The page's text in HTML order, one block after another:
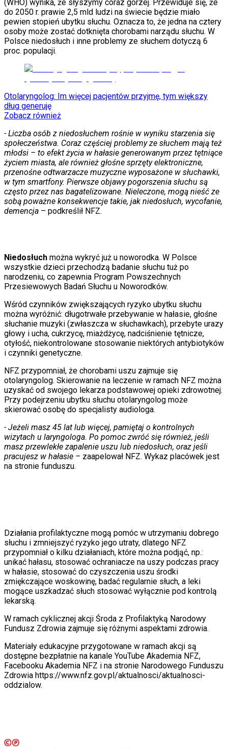
Sport
Piłka nożna
Siatkówka
Tenis
F1
Kolarstwo
Lekkoatletyka
Nostalgia
Łamigłówki
Kartka z kalendarza
Kultowe przeboje
Porady z tamtych lat
Wtedy się działo
Silver news
Ogród
Gotowanie
Porady
Przepisy
Podróże
Polska
Europa
Świat
Moto
Quizy
Zdrowie
Choroby
Diety
Nieruchomości
Budowa i remont
Architektura i design
Kupno i wynajem
Film
Premiery
Recenzje
Rozrywka
Technologia
Aktualności
Gry
Internet
Nauka
Programy
Sprzęt
Kultura
Aktualności
Książki
Sztuka
Teatr
Magia
Horoskopy
Numerologia
Kody rabatowe
gazetaprawna.pl
Forsal.pl
INFOR.pl
ZdrowieGO.pl
(WHO) wynika, że słyszymy coraz gorzej. Przewiduje się, że
do 2050 r. prawie 2,5 mld ludzi na świecie będzie miało
pewien stopień ubytku słuchu. Oznacza to, że jedna na cztery
osoby może zostać dotknięta chorobami narządu słuchu. W
Polsce niedosłuch i inne problemy ze słuchem dotyczą 6
proc. populacji.
Otolaryngolog: Im więcej pacjentów przyjmę, tym większy
dług generuję
Zobacz również
- Liczba osób z niedosłuchem rośnie w wyniku starzenia się
społeczeństwa. Coraz częściej problemy ze słuchem mają też
młodsi – to efekt życia w hałasie generowanym przez tętniące
życiem miasta, ale również głośne sprzęty elektroniczne,
przenośne odtwarzacze muzyczne wyposażone w słuchawki,
w tym smartfony. Pierwsze objawy pogorszenia słuchu są
często przez nas bagatelizowane. Nieleczone, mogą nieść ze
sobą poważne konsekwencje takie, jak niedosłuch, wycofanie,
demencja – podkreślił NFZ.
Niedosłuch można wykryć już u noworodka. W Polsce
wszystkie dzieci przechodzą badanie słuchu tuż po
narodzeniu, co zapewnia Program Powszechnych
Przesiewowych Badań Słuchu u Noworodków.
Wśród czynników zwiększających ryzyko ubytku słuchu
można wyróżnić: długotrwałe przebywanie w hałasie, głośne
słuchanie muzyki (zwłaszcza w słuchawkach), przebyte urazy
głowy i ucha, cukrzycę, miażdżycę, nadciśnienie tętnicze,
otyłość, niekontrolowane stosowanie niektórych antybiotyków
i czynniki genetyczne.
NFZ przypomniał, że chorobami uszu zajmuje się
otolaryngolog. Skierowanie na leczenie w ramach NFZ można
uzyskać od swojego lekarza podstawowej opieki zdrowotnej.
Przy podejrzeniu ubytku słuchu otolaryngolog może
skierować osobę do specjalisty audiologa.
- Jeżeli masz 45 lat lub więcej, pamiętaj o kontrolnych
wizytach u laryngologa. Po pomoc zwróć się również, jeśli
masz przewlekłe zapalenie uszu lub niedosłuch, oraz jeśli
pracujesz w hałasie – zaapelował NFZ. Wykaz placówek jest
na stronie funduszu.
Działania profilaktyczne mogą pomóc w utrzymaniu dobrego
słuchu i zmniejszyć ryzyko jego utraty, dlatego NFZ
przypomniał o kilku działaniach, które można podjąć, np.:
unikać hałasu, stosować ochraniacze na uszy podczas pracy
w hałasie, stosować do czyszczenia uszu środki
zmiękczające woskowinę, badać regularnie słuch, a leki
mogące uszkadzać słuch stosować wyłącznie pod kontrolą
lekarską.
W ramach cyklicznej akcji Środa z Profilaktyką Narodowy
Fundusz Zdrowia zajmuje się różnymi aspektami zdrowia.
Materiały edukacyjne przygotowane w ramach akcji są
dostępne bezpłatnie na kanale YouTube Akademia NFZ,
Facebooku Akademia NFZ i na stronie Narodowego Funduszu
Zdrowia https://www.nfz.gov.pl/aktualnosci/aktualnosci-
oddzialow.